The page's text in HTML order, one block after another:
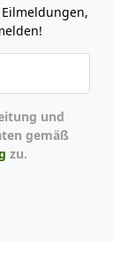
gemäß
zu.